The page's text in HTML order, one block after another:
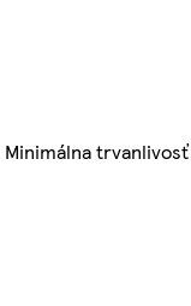
trvanlivosť